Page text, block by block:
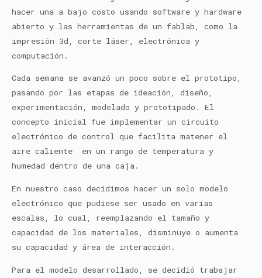
hacer una a bajo costo usando software y hardware
abierto y las herramientas de un fablab, como la
impresión 3d, corte láser, electrónica y
computación.
Cada semana se avanzó un poco sobre el prototipo,
pasando por las etapas de ideación, diseño,
experimentación, modelado y prototipado. El
concepto inicial fue implementar un circuito
electrónico de control que facilita matener el
aire caliente
en un rango de temperatura y
humedad dentro de una caja.
En nuestro caso decidimos hacer un solo modelo
electrónico que pudiese ser usado en varías
escalas, lo cual, reemplazando el tamaño y
capacidad de los materiales, disminuye o aumenta
su capacidad y área de interacción.
Para el modelo desarrollado, se decidió trabajar